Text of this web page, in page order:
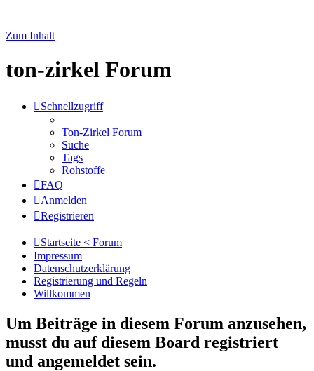
Zum Inhalt
ton-zirkel Forum
Schnellzugriff
Ton-Zirkel Forum
Suche
Tags
Rohstoffe
FAQ
Anmelden
Registrieren
Startseite < Forum
Impressum
Datenschutzerklärung
Registrierung und Regeln
Willkommen
Um Beiträge in diesem Forum anzusehen,
musst du auf diesem Board registriert
und angemeldet sein.